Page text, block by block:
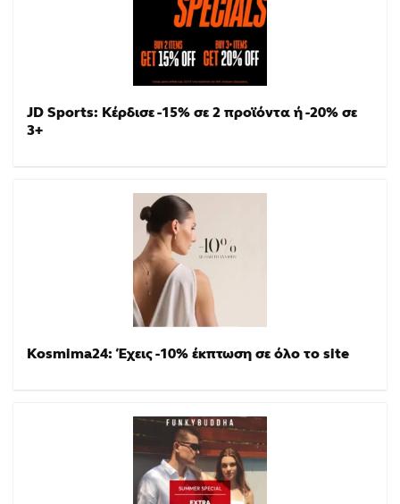
JD Sports: Κέρδισε -15% σε 2 προϊόντα ή -20% σε
3+
Kosmima24: Έχεις -10% έκπτωση σε όλο το site